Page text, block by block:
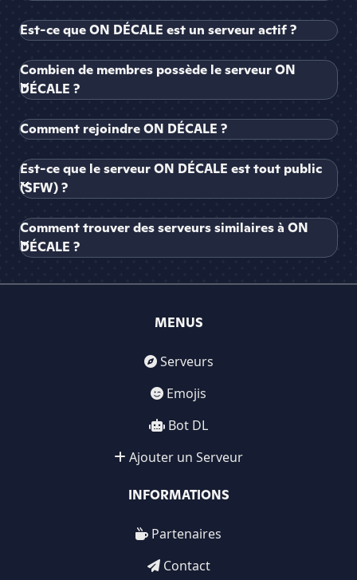
Est-ce que ON DÉCALE est un serveur actif ?
Combien de membres possède le serveur ON
DÉCALE ?
Comment rejoindre ON DÉCALE ?
Est-ce que le serveur ON DÉCALE est tout public
(SFW) ?
Comment trouver des serveurs similaires à ON
DÉCALE ?
MENUS
Serveurs
Emojis
Bot DL
Ajouter un Serveur
INFORMATIONS
Partenaires
Contact